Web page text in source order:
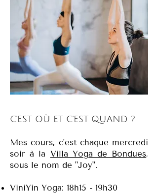
C'EST OÙ ET C'EST QUAND ?
Mes cours, c'est chaque mercredi
soir à la Villa Yoga de Bondues,
sous le nom de "Joy".
ViniYin Yoga: 18h15 - 19h30